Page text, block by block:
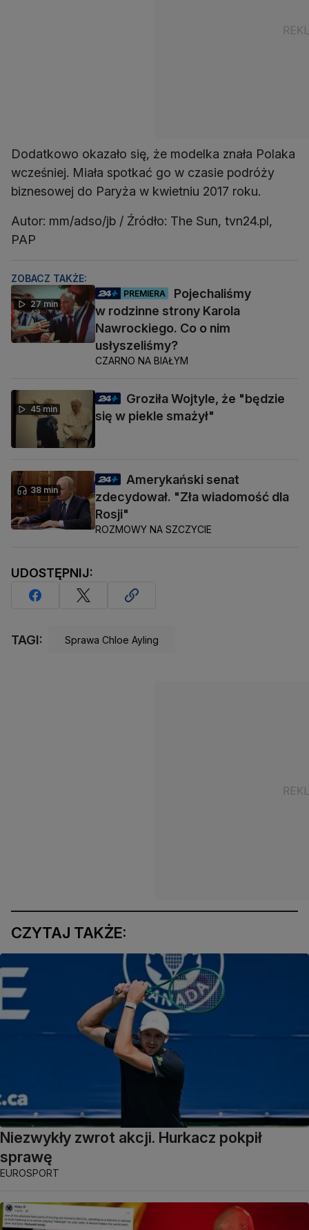
Dodatkowo okazało się, że modelka znała Polaka
wcześniej. Miała spotkać go w czasie podróży
biznesowej do Paryża w kwietniu 2017 roku.
Autor: mm/adso/jb / Źródło: The Sun, tvn24.pl,
PAP
ZOBACZ TAKŻE:
27 min
PREMIERA
Pojechaliśmy
w rodzinne strony Karola
Nawrockiego. Co o nim
usłyszeliśmy?
CZARNO NA BIAŁYM
45 min
Groziła Wojtyle, że "będzie
się w piekle smażył"
38 min
Amerykański senat
zdecydował. "Zła wiadomość dla
Rosji"
ROZMOWY NA SZCZYCIE
UDOSTĘPNIJ:
TAGI: Sprawa Chloe Ayling
CZYTAJ TAKŻE:
Niezwykły zwrot akcji. Hurkacz pokpił
sprawę
EUROSPORT